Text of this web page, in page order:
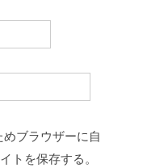
ブラウザーに自
トを保存する。